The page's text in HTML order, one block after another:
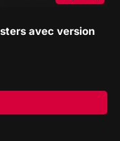
avec version